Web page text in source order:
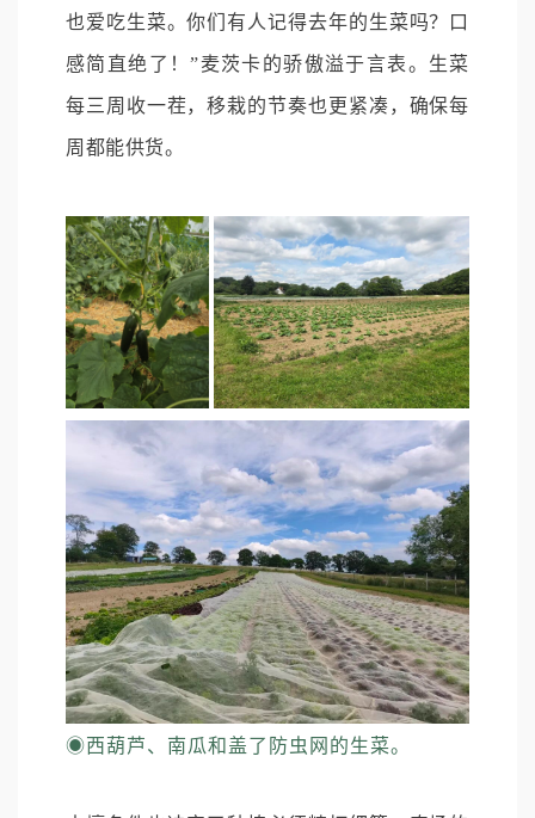
也爱吃生菜。你们有人记得去年的生菜吗？口
感简直绝了！”麦茨卡的骄傲溢于言表。生菜
每三周收一茬，移栽的节奏也更紧凑，确保每
周都能供货。
◉西葫芦、南瓜和盖了防虫网的生菜。